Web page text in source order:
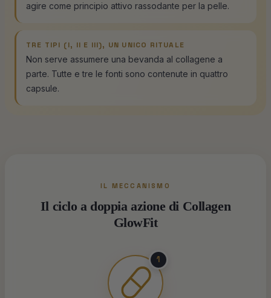
agire come principio attivo rassodante per la pelle.
TRE TIPI (I, II E III), UN UNICO RITUALE
Non serve assumere una bevanda al collagene a
parte. Tutte e tre le fonti sono contenute in quattro
capsule.
IL MECCANISMO
Il ciclo a doppia azione di Collagen
GlowFit
1